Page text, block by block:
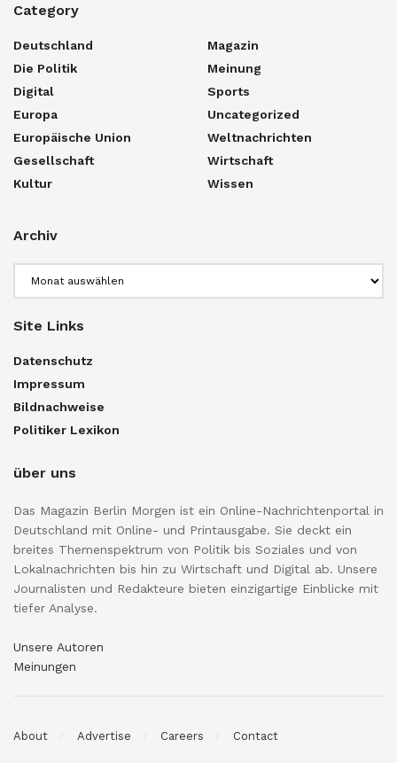
Category
Deutschland
Die Politik
Digital
Europa
Europäische Union
Gesellschaft
Kultur
Magazin
Meinung
Sports
Uncategorized
Weltnachrichten
Wirtschaft
Wissen
Archiv
Site Links
Datenschutz
Impressum
Bildnachweise
Politiker Lexikon
über uns
Das Magazin Berlin Morgen ist ein Online-Nachrichtenportal in
Deutschland mit Online- und Printausgabe. Sie deckt ein
breites Themenspektrum von Politik bis Soziales und von
Lokalnachrichten bis hin zu Wirtschaft und Digital ab. Unsere
Journalisten und Redakteure bieten einzigartige Einblicke mit
tiefer Analyse.
Unsere Autoren
Meinungen
About Advertise Careers Contact